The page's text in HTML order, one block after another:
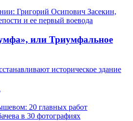
Григорий Осипович Засекин,
и ее первый воевода
или Триумфальное
историческое здание
20 главных работ
в 30 фотографиях